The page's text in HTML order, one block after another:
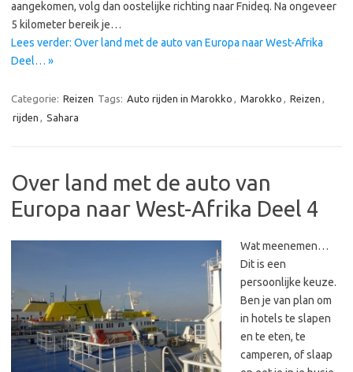
aangekomen, volg dan oostelijke richting naar Fnideq. Na ongeveer
5 kilometer bereik je…
Lees verder: Over land met de auto van Europa naar West-Afrika
Deel… »
Categorie: Reizen Tags: Auto rijden in Marokko Marokko Reizen
rijden
Sahara
Over land met de auto van
Europa naar West-Afrika Deel 4
Wat meenemen…
Dit is een
persoonlijke keuze.
Ben je van plan om
in hotels te slapen
en te eten, te
camperen, of slaap